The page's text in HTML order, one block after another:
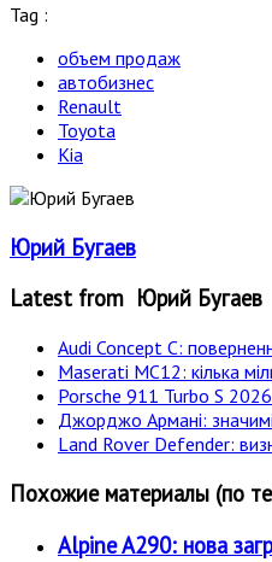
Tag :
объем продаж
автобизнес
Renault
Toyota
Kia
Юрий Бугаев
Latest from Юрий Бугаев
Audi Concept C:
Maserati MC12: кілька
Porsche 911 Turbo S
Джорджо Армані:
Land Rover Defender:
Похожие материалы (по
Alpine A290: нова